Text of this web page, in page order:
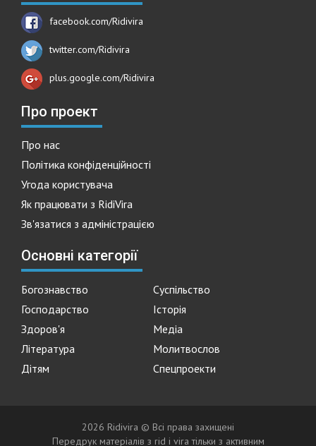
facebook.com/Ridivira
twitter.com/Ridivira
plus.google.com/Ridivira
Про проект
Про нас
Політика конфіденційності
Угода користувача
Як працювати з RidiVira
Зв'язатися з адміністрацією
Основні категорії
Богознавство
Суспільство
Господарство
Історія
Здоров'я
Медіа
Література
Молитвослов
Дітям
Спецпроекти
2026 Ridivira © Всі права захищені
Передрук матеріалів з rid i vira тільки з активним